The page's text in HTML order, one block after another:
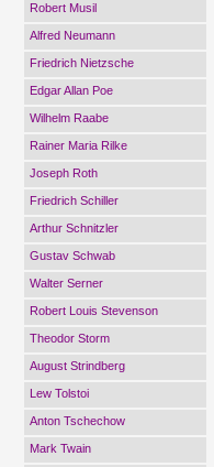
Robert Musil
Alfred Neumann
Friedrich Nietzsche
Edgar Allan Poe
Wilhelm Raabe
Rainer Maria Rilke
Joseph Roth
Friedrich Schiller
Arthur Schnitzler
Gustav Schwab
Walter Serner
Robert Louis Stevenson
Theodor Storm
August Strindberg
Lew Tolstoi
Anton Tschechow
Mark Twain